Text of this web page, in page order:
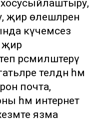
җир өлешләрен
күчемсез
җир
рәсмиләштерү
телдән һәм
почта,
һәм интернет
язма